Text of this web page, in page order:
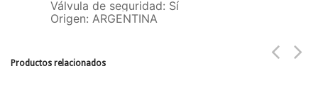
Válvula de seguridad: Sí
Origen: ARGENTINA
Productos relacionados